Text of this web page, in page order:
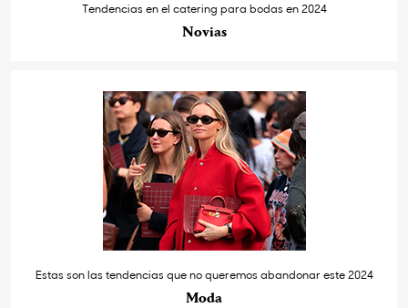
Tendencias en el catering para bodas en 2024
Novias
Estas son las tendencias que no queremos abandonar este 2024
Moda